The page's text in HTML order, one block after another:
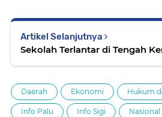
Artikel Selanjutnya
Sekolah Terlantar di Tengah
Daerah Ekonomi Hukum
Info Palu Info Sigi Nasional